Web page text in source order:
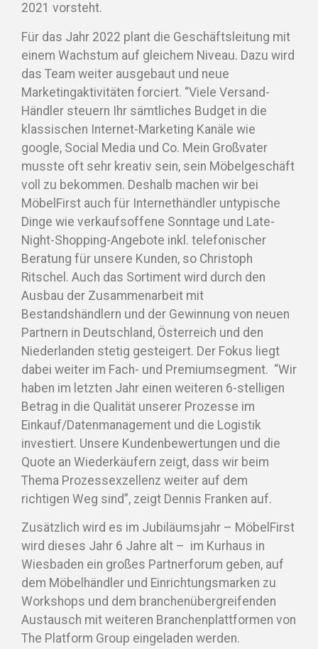
2021 vorsteht.
Für das Jahr 2022 plant die Geschäftsleitung mit
einem Wachstum auf gleichem Niveau. Dazu wird
das Team weiter ausgebaut und neue
Marketingaktivitäten forciert. “Viele Versand-
Händler steuern Ihr sämtliches Budget in die
klassischen Internet-Marketing Kanäle wie
google, Social Media und Co. Mein Großvater
musste oft sehr kreativ sein, sein Möbelgeschäft
voll zu bekommen. Deshalb machen wir bei
MöbelFirst auch für Internethändler untypische
Dinge wie verkaufsoffene Sonntage und Late-
Night-Shopping-Angebote inkl. telefonischer
Beratung für unsere Kunden, so Christoph
Ritschel. Auch das Sortiment wird durch den
Ausbau der Zusammenarbeit mit
Bestandshändlern und der Gewinnung von neuen
Partnern in Deutschland, Österreich und den
Niederlanden stetig gesteigert. Der Fokus liegt
dabei weiter im Fach- und Premiumsegment. “Wir
haben im letzten Jahr einen weiteren 6-stelligen
Betrag in die Qualität unserer Prozesse im
Einkauf/Datenmanagement und die Logistik
investiert. Unsere Kundenbewertungen und die
Quote an Wiederkäufern zeigt, dass wir beim
Thema Prozessexzellenz weiter auf dem
richtigen Weg sind”, zeigt Dennis Franken auf.
Zusätzlich wird es im Jubiläumsjahr – MöbelFirst
wird dieses Jahr 6 Jahre alt – im Kurhaus in
Wiesbaden ein großes Partnerforum geben, auf
dem Möbelhändler und Einrichtungsmarken zu
Workshops und dem branchenübergreifenden
Austausch mit weiteren Branchenplattformen von
The Platform Group eingeladen werden.